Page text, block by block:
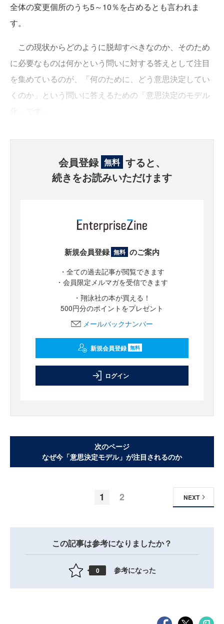
全体の変更個所のうち5～10％を占めるとも言われま
す。
この現状からどのように脱却すべきなのか、そのため
に必要なものは何かという問いに対する答えとして注目
を集めているのが、「何のために、どう意思決定してい
くのか」という問いに答えるための「意思決定のモデル
会員登録 無料 すると、
続きをお読みいただけます
新規会員登録 無料 のご案内
・全ての過去記事が閲覧できます
・会員限定メルマガを受信できます
・翔泳社の本が買える！
500円分のポイントをプレゼント
メールバックナンバー
新規会員登録 無料
ログイン
次のページ
なぜ今「意思決定モデル」が注目されるのか
1 2 NEXT
この記事は参考になりましたか？
0 参考になった